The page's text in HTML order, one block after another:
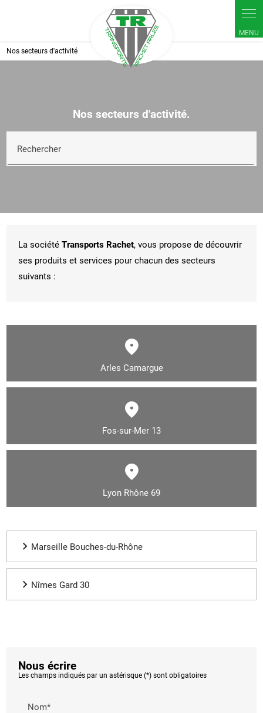
Nos secteurs d'activité
Nos secteurs d'activité.
Rechercher
La sociétéTransports Rachet, vous propose de découvrir
ses produits et services pour chacun des secteurs
suivants :
Arles Camargue
Fos-sur-Mer 13
Lyon Rhône 69
Marseille Bouches-du-Rhône
Nîmes Gard 30
Nous écrire
Les champs indiqués par un astérisque (*) sont obligatoires
Nom*